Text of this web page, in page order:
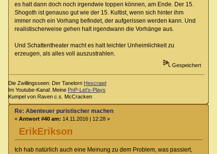
es halt dann doch noch irgendwie toppen können, am Ende. Der 15.
Shogoth ist genauso gut wie der 15. Kultist, wenn sich hinter ihm
immer noch ein Vorhang befindet, der aufgerissen werden kann. Und
realistischerweise gehen halt irgendwann die Vorhänge aus.
Und Schattentheater macht es halt leichter Unheimlichkeit zu
erzeugen, als alles voll auszustrahlen.
Gespeichert
Die Zwillingsseen: Der Tanelorn Hexcrawl
Im Youtube-Kanal: Meine PnP-Let's-Plays
Kumpel von Raven c.s. McCracken
ErikErikson
Re: Abenteuer puristischer machen
« Antwort #40 am: 14.11.2016 | 12:28 »
Ich hab natürlich auch eine Meinung zu dem Problem, was passiert,